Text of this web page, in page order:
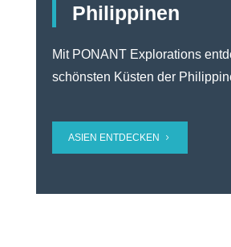
Philippinen
Mit PONANT Explorations
schönsten Küsten der
ASIEN ENTDECKEN